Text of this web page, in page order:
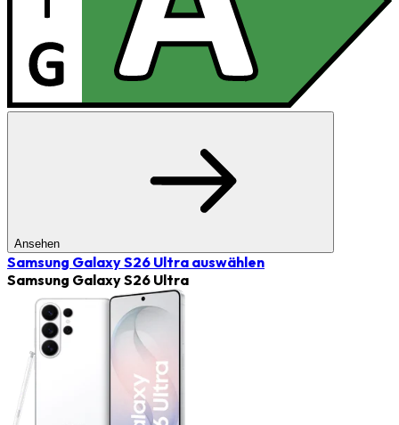
Ansehen
Samsung Galaxy S26 Ultra auswählen
Samsung Galaxy S26 Ultra